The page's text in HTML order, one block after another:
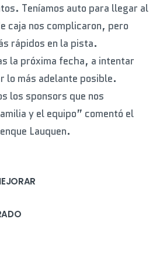
Teníamos auto para llegar al
caja nos complicaron, pero
rápidos en la pista.
la próxima fecha, a intentar
lo más adelante posible.
los sponsors que nos
y el equipo” comentó el
Lauquen.